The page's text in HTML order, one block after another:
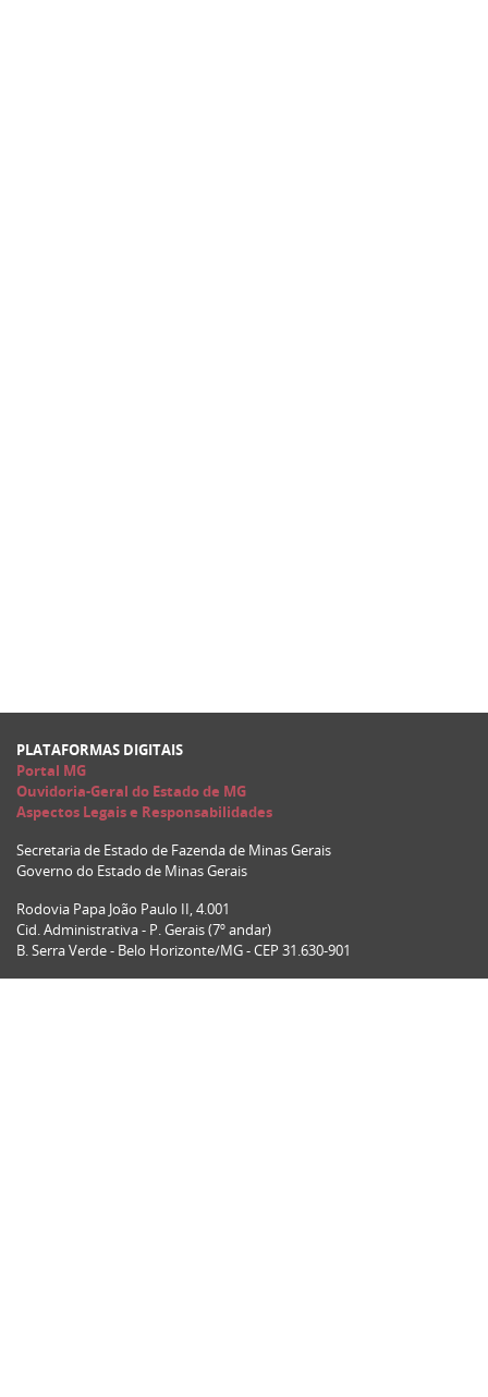
PLATAFORMAS DIGITAIS
Portal MG
Ouvidoria-Geral do Estado de MG
Aspectos Legais e Responsabilidades
Secretaria de Estado de Fazenda de Minas Gerais
Governo do Estado de Minas Gerais
Rodovia Papa João Paulo II, 4.001
Cid. Administrativa - P. Gerais (7º andar)
B. Serra Verde - Belo Horizonte/MG - CEP 31.630-901